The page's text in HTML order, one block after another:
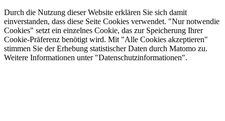
Durch die Nutzung dieser Website erklären Sie sich damit
einverstanden, dass diese Seite Cookies verwendet. "Nur notwendie
Cookies" setzt ein einzelnes Cookie, das zur Speicherung Ihrer
Cookie-Präferenz benötigt wird. Mit "Alle Cookies akzeptieren"
stimmen Sie der Erhebung statistischer Daten durch Matomo zu.
Weitere Informationen unter "Datenschutzinformationen".